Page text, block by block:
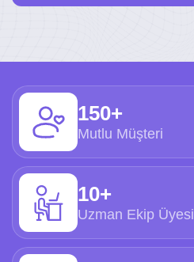
150+
Mutlu Müşteri
10+
Uzman Ekip Üyesi